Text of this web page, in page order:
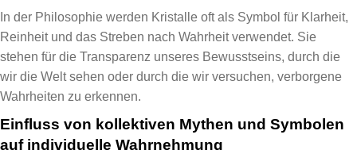
In der Philosophie werden Kristalle oft als Symbol für Klarheit,
Reinheit und das Streben nach Wahrheit verwendet. Sie
stehen für die Transparenz unseres Bewusstseins, durch die
wir die Welt sehen oder durch die wir versuchen, verborgene
Wahrheiten zu erkennen.
Einfluss von kollektiven Mythen und Symbolen
auf individuelle Wahrnehmung